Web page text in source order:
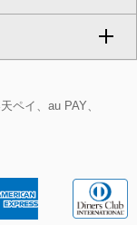
ペイ、au PAY、